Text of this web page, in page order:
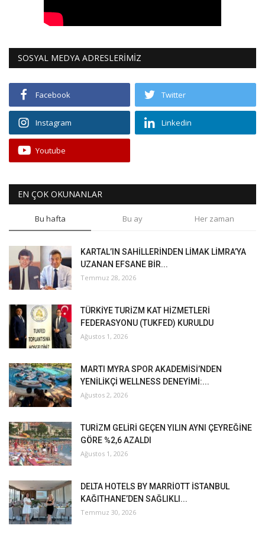
SOSYAL MEDYA ADRESLERİMİZ
Facebook Twitter
Instagram Linkedin
Youtube
EN ÇOK OKUNANLAR
Bu hafta Bu ay Her zaman
KARTAL’IN SAHİLLERİNDEN LİMAK LİMRA’YA
UZANAN EFSANE BİR...
Temmuz 28, 2026
TÜRKİYE TURİZM KAT HİZMETLERİ
FEDERASYONU (TUKFED) KURULDU
Ağustos 1, 2026
MARTI MYRA SPOR AKADEMİSİ’NDEN
YENİLİKÇİ WELLNESS DENEYİMİ:...
Ağustos 2, 2026
TURİZM GELİRİ GEÇEN YILIN AYNI ÇEYREĞİNE
GÖRE %2,6 AZALDI
Ağustos 1, 2026
DELTA HOTELS BY MARRİOTT İSTANBUL
KAĞITHANE’DEN SAĞLIKLI...
Temmuz 30, 2026